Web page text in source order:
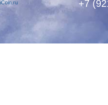
+7